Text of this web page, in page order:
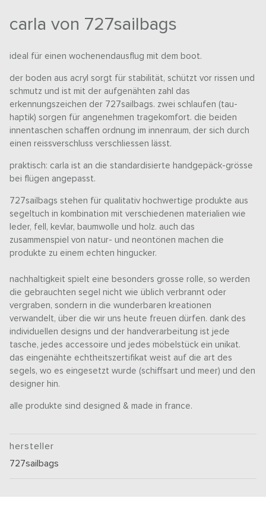
carla von 727sailbags
ideal für einen wochenendausflug mit dem boot.
der boden aus acryl sorgt für stabilität, schützt vor rissen und
schmutz und ist mit der aufgenähten zahl das
erkennungszeichen der 727sailbags. zwei schlaufen (tau-
haptik) sorgen für angenehmen tragekomfort. die beiden
innentaschen schaffen ordnung im innenraum, der sich durch
einen reissverschluss verschliessen lässt.
praktisch: carla ist an die standardisierte handgepäck-grösse
bei flügen angepasst.
727sailbags stehen für qualitativ hochwertige produkte aus
segeltuch in kombination mit verschiedenen materialien wie
leder, fell, kevlar, baumwolle und holz. auch das
zusammenspiel von natur- und neontönen machen die
produkte zu einem echten hingucker.
nachhaltigkeit spielt eine besonders grosse rolle, so werden
die gebrauchten segel nicht wie üblich verbrannt oder
vergraben, sondern in die wunderbaren kreationen
verwandelt, über die wir uns heute freuen dürfen. dank des
individuellen designs und der handverarbeitung ist jede
tasche, jedes accessoire und jedes möbelstück ein unikat.
das eingenähte echtheitszertifikat weist auf die art des
segels, wo es eingesetzt wurde (schiffsart und meer) und den
designer hin.
alle produkte sind designed & made in france.
hersteller
727sailbags